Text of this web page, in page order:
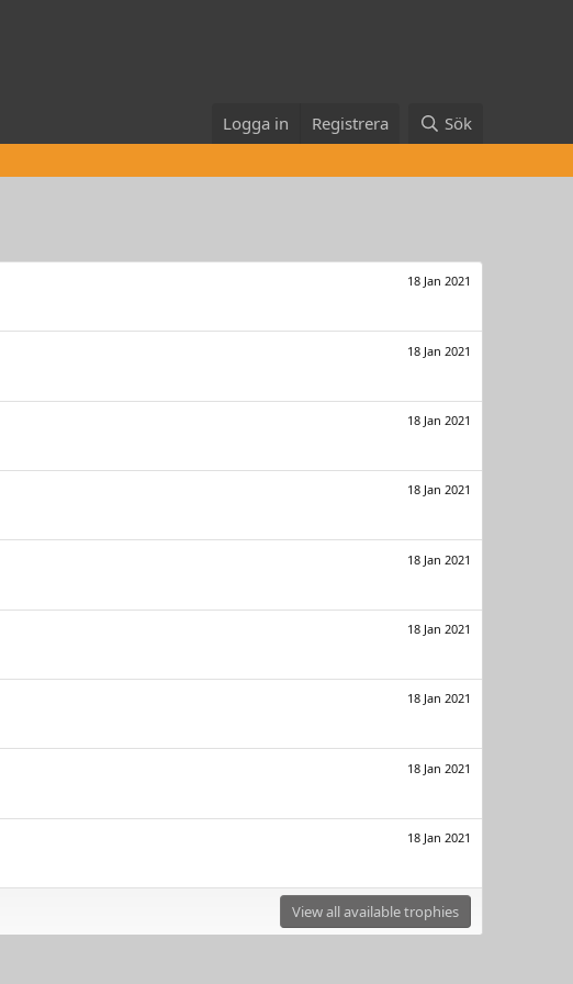
Logga in Registrera Sök
18 Jan 2021
18 Jan 2021
18 Jan 2021
18 Jan 2021
18 Jan 2021
18 Jan 2021
18 Jan 2021
18 Jan 2021
18 Jan 2021
View all available trophies